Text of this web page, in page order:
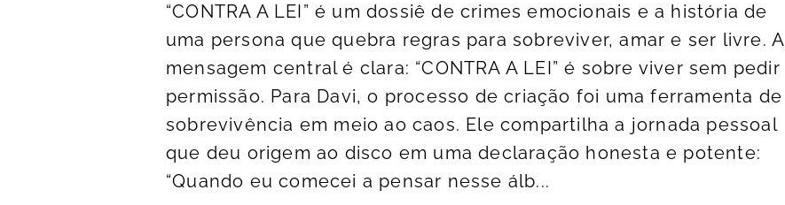
“CONTRA A LEI” é um dossiê de crimes emocionais e a história de
uma persona que quebra regras para sobreviver, amar e ser livre. A
mensagem central é clara: “CONTRA A LEI” é sobre viver sem pedir
permissão. Para Davi, o processo de criação foi uma ferramenta de
sobrevivência em meio ao caos. Ele compartilha a jornada pessoal
que deu origem ao disco em uma declaração honesta e potente:
“Quando eu comecei a pensar nesse álb...